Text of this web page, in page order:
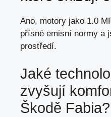
Ano, motory jako 1.0
přísné emisní normy a
prostředí.
Jaké
zvyšují
Škodě Fabia?